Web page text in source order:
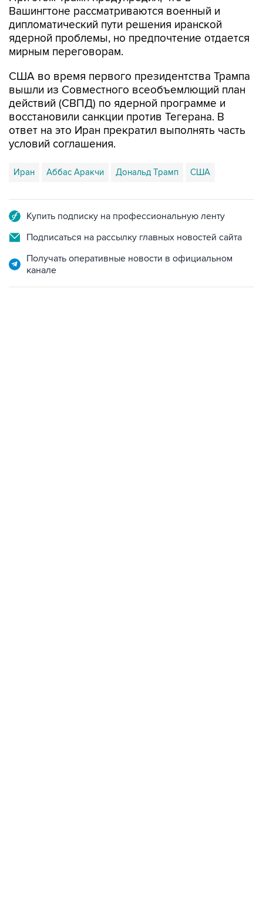
Вашингтоне рассматриваются военный и
дипломатический пути решения иранской
ядерной проблемы, но предпочтение отдается
мирным переговорам.
США во время первого президентства Трампа
вышли из Совместного всеобъемлющий план
действий (СВПД) по ядерной программе и
восстановили санкции против Тегерана. В
ответ на это Иран прекратил выполнять часть
условий соглашения.
Иран Аббас Аракчи Дональд Трамп США
Купить подписку на профессиональную ленту
Подписаться на рассылку главных новостей сайта
Получать оперативные новости в официальном
канале